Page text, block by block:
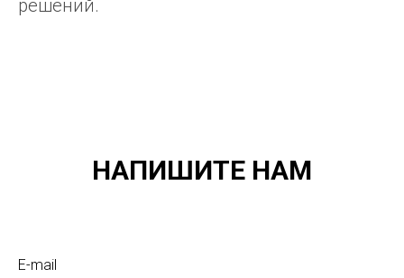
решений.
НАПИШИТЕ НАМ
E-mail